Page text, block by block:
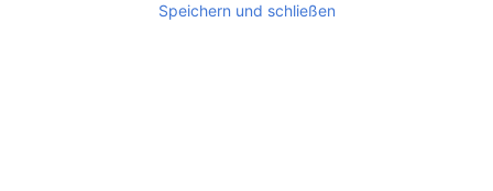
Speichern und schließen